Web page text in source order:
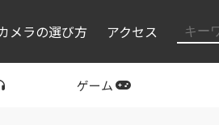
メラの選び方 アクセス
ゲーム